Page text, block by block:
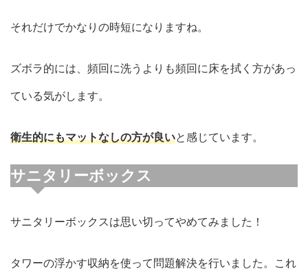
それだけでかなりの時短になりますね。
ズボラ的には、頻回に洗うよりも頻回に床を拭く方があっ
ている気がします。
衛生的にもマットなしの方が良いと感じています。
サニタリーボックス
サニタリーボックスは思い切ってやめてみました！
タワーの浮かす収納を使って問題解決を行いました。これ